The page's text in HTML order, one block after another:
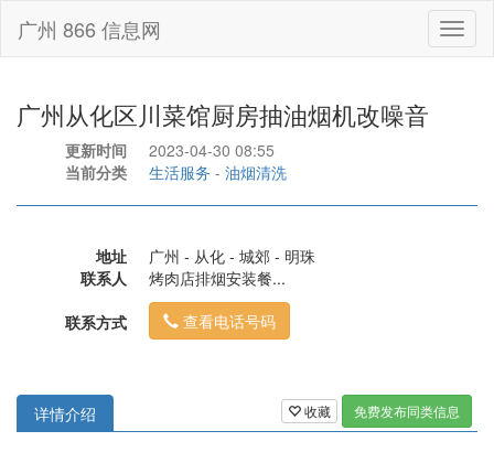
广州 866 信息网
广州从化区川菜馆厨房抽油烟机改噪音
更新时间
2023-04-30 08:55
当前分类
生活服务 - 油烟清洗
地址
广州 - 从化 - 城郊 - 明珠
联系人
烤肉店排烟安装餐...
联系方式
查看电话号码
收藏 免费发布同类信息
详情介绍